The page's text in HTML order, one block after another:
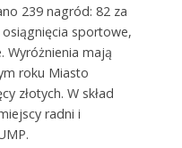
239 nagród: 82 za
sportowe,
Wyróżnienia mają
roku Miasto
złotych. W skład
radni i